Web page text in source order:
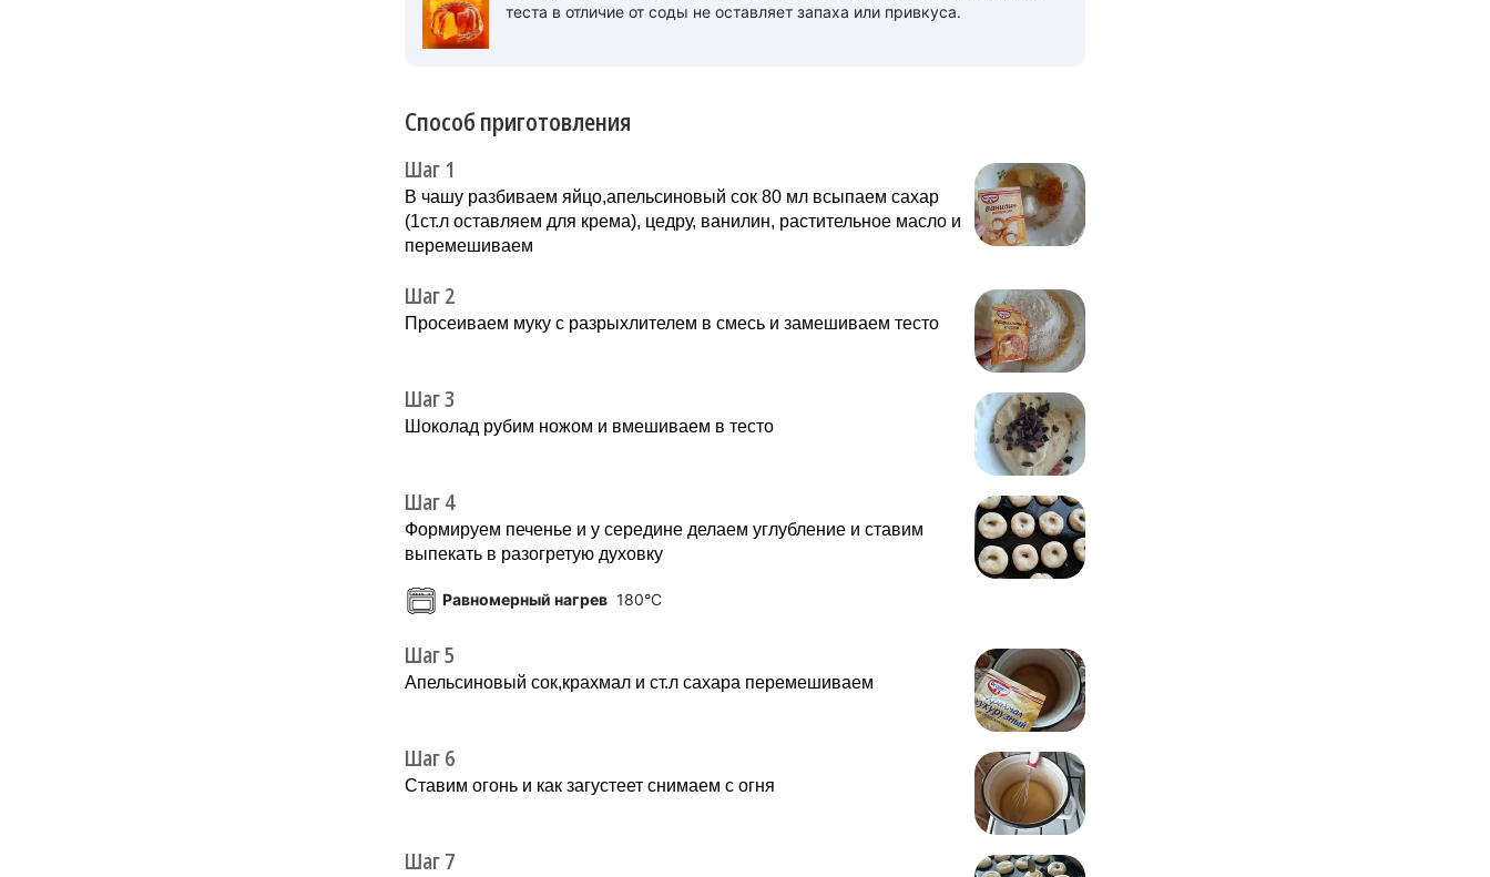
теста в отличие от соды не оставляет запаха или привкуса.
Способ приготовления
Шаг 1
В чашу разбиваем яйцо,апельсиновый сок 80 мл всыпаем сахар
(1ст.л оставляем для крема), цедру, ванилин, растительное масло и
перемешиваем
Шаг 2
Просеиваем муку с разрыхлителем в смесь и замешиваем тесто
Шаг 3
Шоколад рубим ножом и вмешиваем в тесто
Шаг 4
Формируем печенье и у середине делаем углубление и ставим
выпекать в разогретую духовку
Равномерный нагрев180°C
Шаг 5
Апельсиновый сок,крахмал и ст.л сахара перемешиваем
Шаг 6
Ставим огонь и как загустеет снимаем с огня
Шаг 7